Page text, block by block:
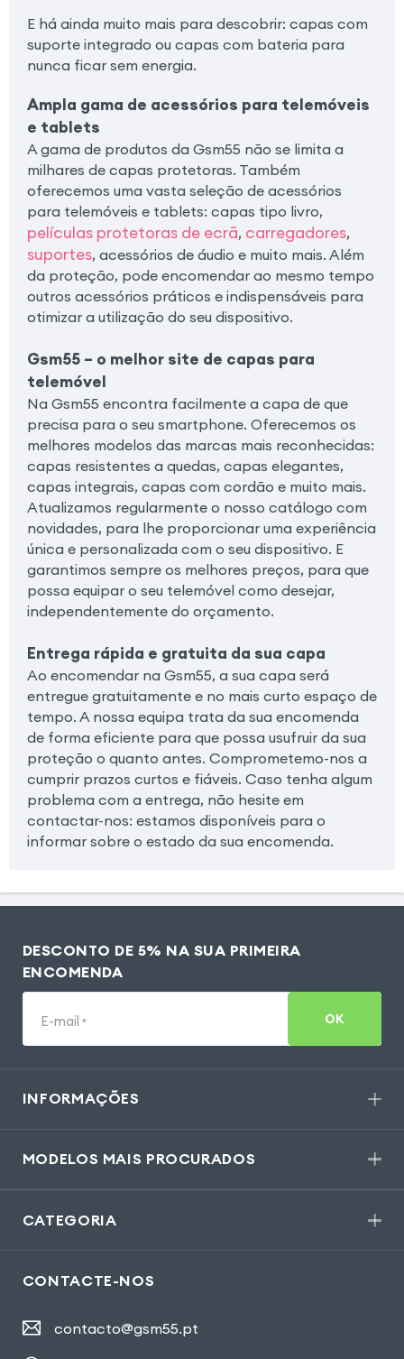
E há ainda muito mais para descobrir: capas com
suporte integrado ou capas com bateria para
nunca ficar sem energia.
Ampla gama de acessórios para telemóveis
e tablets
A gama de produtos da Gsm55 não se limita a
milhares de capas protetoras. Também
oferecemos uma vasta seleção de acessórios
para telemóveis e tablets: capas tipo livro,
películas protetoras de ecrã, carregadores,
suportes, acessórios de áudio e muito mais. Além
da proteção, pode encomendar ao mesmo tempo
outros acessórios práticos e indispensáveis para
otimizar a utilização do seu dispositivo.
Gsm55 – o melhor site de capas para
telemóvel
Na Gsm55 encontra facilmente a capa de que
precisa para o seu smartphone. Oferecemos os
melhores modelos das marcas mais reconhecidas:
capas resistentes a quedas, capas elegantes,
capas integrais, capas com cordão e muito mais.
Atualizamos regularmente o nosso catálogo com
novidades, para lhe proporcionar uma experiência
única e personalizada com o seu dispositivo. E
garantimos sempre os melhores preços, para que
possa equipar o seu telemóvel como desejar,
independentemente do orçamento.
Entrega rápida e gratuita da sua capa
Ao encomendar na Gsm55, a sua capa será
entregue gratuitamente e no mais curto espaço de
tempo. A nossa equipa trata da sua encomenda
de forma eficiente para que possa usufruir da sua
proteção o quanto antes. Comprometemo-nos a
cumprir prazos curtos e fiáveis. Caso tenha algum
problema com a entrega, não hesite em
contactar-nos: estamos disponíveis para o
informar sobre o estado da sua encomenda.
DESCONTO DE 5% NA SUA PRIMEIRA
ENCOMENDA
E-mail * OK
INFORMAÇÕES
MODELOS MAIS PROCURADOS
CATEGORIA
CONTACTE-NOS
contacto@gsm55.pt